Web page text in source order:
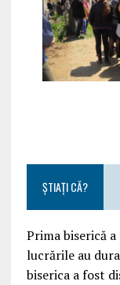
ȘTIAȚI CĂ?
Prima biserică
lucrările au
biserica a fost